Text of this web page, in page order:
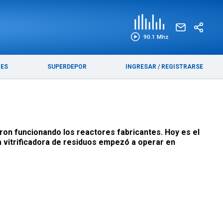
90.1 Mhz
SUPERDEPOR INGRESAR / REGISTRARSE
funcionando los reactores fabricantes. Hoy es el
vitrificadora de residuos empezó a operar en